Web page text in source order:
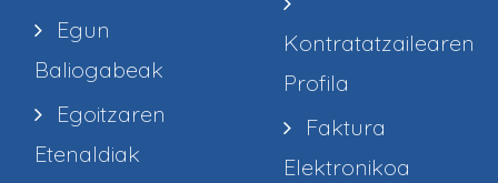
Egun
Baliogabeak
Egoitzaren
Etenaldiak
Kontratatzailearen
Profila
Faktura
Elektronikoa